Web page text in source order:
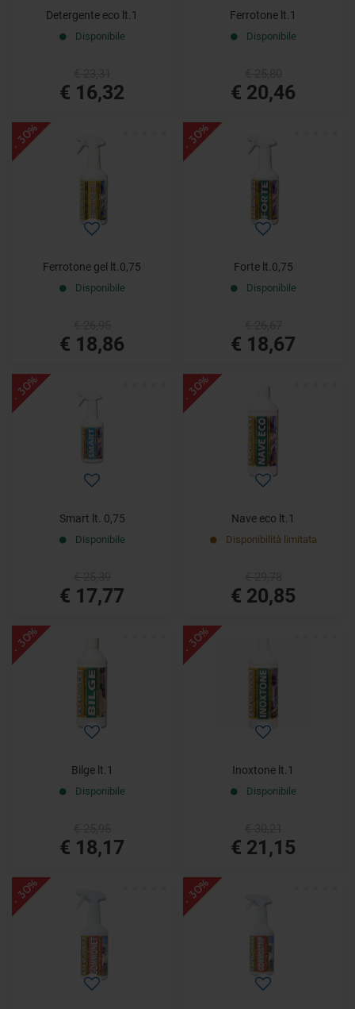
Detergente eco lt.1
Disponibile
€ 16,32
Ferrotone lt.1
Disponibile
€ 20,46
- 30%
Ferrotone gel lt.0,75
Disponibile
€ 18,86
- 30%
Forte lt.0,75
Disponibile
€ 18,67
- 30%
Smart lt. 0,75
Disponibile
€ 17,77
- 30%
Nave eco lt.1
Disponibilità limitata
€ 20,85
- 30%
Bilge lt.1
Disponibile
€ 18,17
- 30%
Inoxtone lt.1
Disponibile
€ 21,15
- 30% - 30%